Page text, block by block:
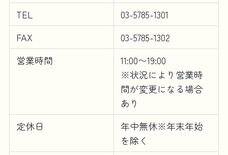
TEL
03-5785-1301
FAX
03-5785-1302
営業時間
11:00〜19:00
※状況により営業時
間が変更になる場合
あり
定休日
年中無休※年末年始
を除く